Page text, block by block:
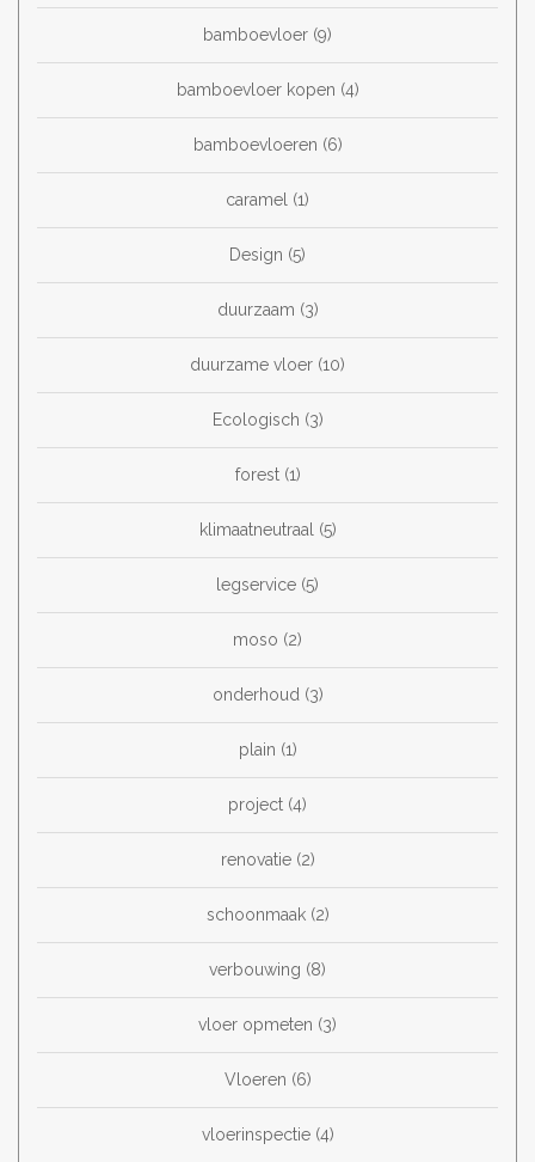
bamboevloer (9)
bamboevloer kopen (4)
bamboevloeren (6)
caramel (1)
Design (5)
duurzaam (3)
duurzame vloer (10)
Ecologisch (3)
forest (1)
klimaatneutraal (5)
legservice (5)
moso (2)
onderhoud (3)
plain (1)
project (4)
renovatie (2)
schoonmaak (2)
verbouwing (8)
vloer opmeten (3)
Vloeren (6)
vloerinspectie (4)